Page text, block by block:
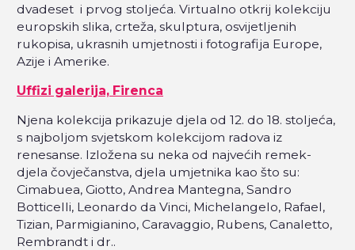
dvadeset i prvog stoljeća. Virtualno otkrij kolekciju
europskih slika, crteža, skulptura, osvijetljenih
rukopisa, ukrasnih umjetnosti i fotografija Europe,
Azije i Amerike.
Uffizi galerija, Firenca
Njena kolekcija prikazuje djela od 12. do 18. stoljeća,
s najboljom svjetskom kolekcijom radova iz
renesanse. Izložena su neka od najvećih remek-
djela čovječanstva, djela umjetnika kao što su:
Cimabuea, Giotto, Andrea Mantegna, Sandro
Botticelli, Leonardo da Vinci, Michelangelo, Rafael,
Tizian, Parmigianino, Caravaggio, Rubens, Canaletto,
Rembrandt i dr..